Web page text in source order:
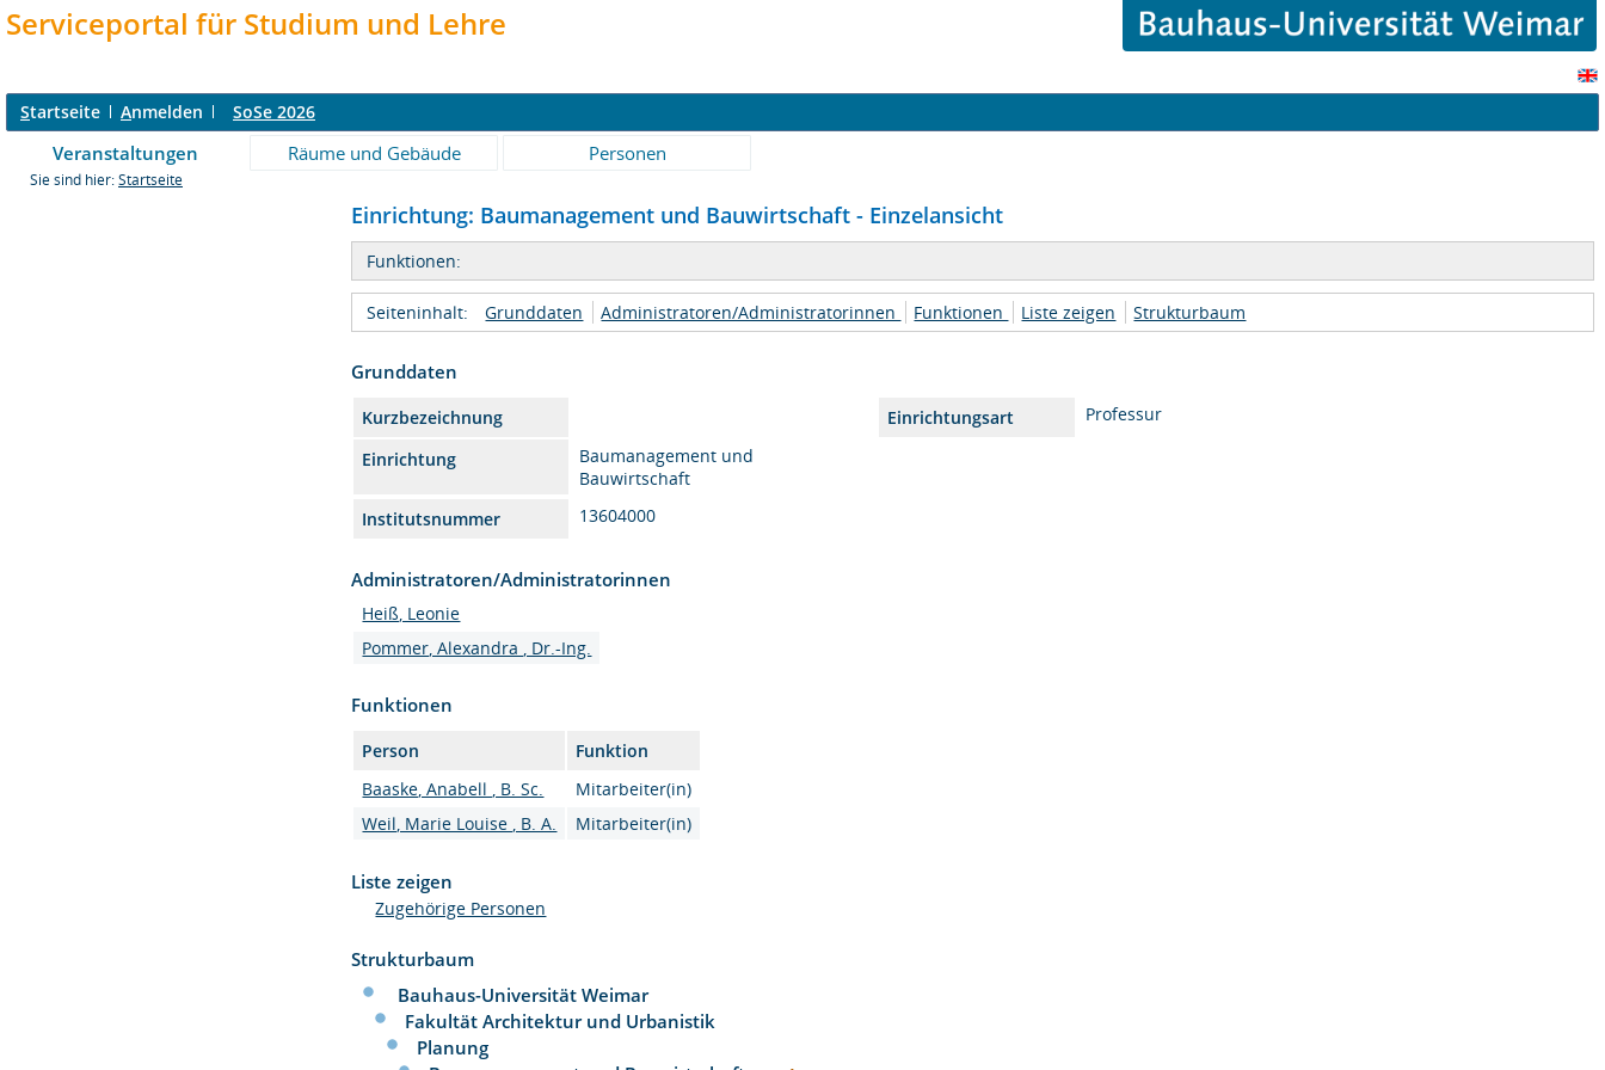
Serviceportal für Studium und Lehre
Startseite Anmelden SoSe 2026
Veranstaltungen Räume und Gebäude Personen
Sie sind hier: Startseite
Einrichtung: Baumanagement und Bauwirtschaft - Einzelansicht
Funktionen:
Seiteninhalt: Grunddaten Administratoren/Administratorinnen Funktionen Liste zeigen Strukturbaum
Grunddaten
Kurzbezeichnung Einrichtungsart
Professur
Einrichtung
Baumanagement und
Bauwirtschaft
Institutsnummer
13604000
Administratoren/Administratorinnen
Heiß, Leonie
Pommer, Alexandra , Dr.-Ing.
Funktionen
Person
Funktion
Baaske, Anabell , B. Sc.
Mitarbeiter(in)
Weil, Marie Louise , B. A.
Mitarbeiter(in)
Liste zeigen
Zugehörige Personen
Strukturbaum
Bauhaus-Universität Weimar
Fakultät Architektur und Urbanistik
Planung